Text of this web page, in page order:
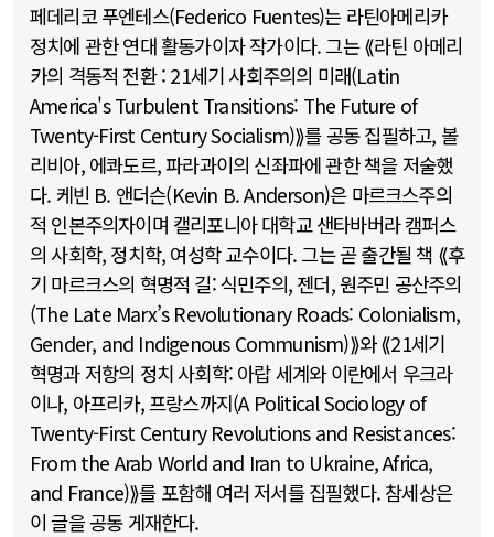
페데리코 푸엔테스(Federico Fuentes)는 라틴아메리카
정치에 관한 연대 활동가이자 작가이다. 그는 ⟪라틴 아메리
카의 격동적 전환 : 21세기 사회주의의 미래(Latin
America's Turbulent Transitions: The Future of
Twenty-First Century Socialism)⟫를 공동 집필하고, 볼
리비아, 에콰도르, 파라과이의 신좌파에 관한 책을 저술했
다. 케빈 B. 앤더슨(Kevin B. Anderson)은 마르크스주의
적 인본주의자이며 캘리포니아 대학교 샌타바버라 캠퍼스
의 사회학, 정치학, 여성학 교수이다. 그는 곧 출간될 책 ⟪후
기 마르크스의 혁명적 길: 식민주의, 젠더, 원주민 공산주의
(The Late Marx’s Revolutionary Roads: Colonialism,
Gender, and Indigenous Communism)⟫와 ⟪21세기
혁명과 저항의 정치 사회학: 아랍 세계와 이란에서 우크라
이나, 아프리카, 프랑스까지(A Political Sociology of
Twenty-First Century Revolutions and Resistances:
From the Arab World and Iran to Ukraine, Africa,
and France)⟫를 포함해 여러 저서를 집필했다. 참세상은
이 글을 공동 게재한다.